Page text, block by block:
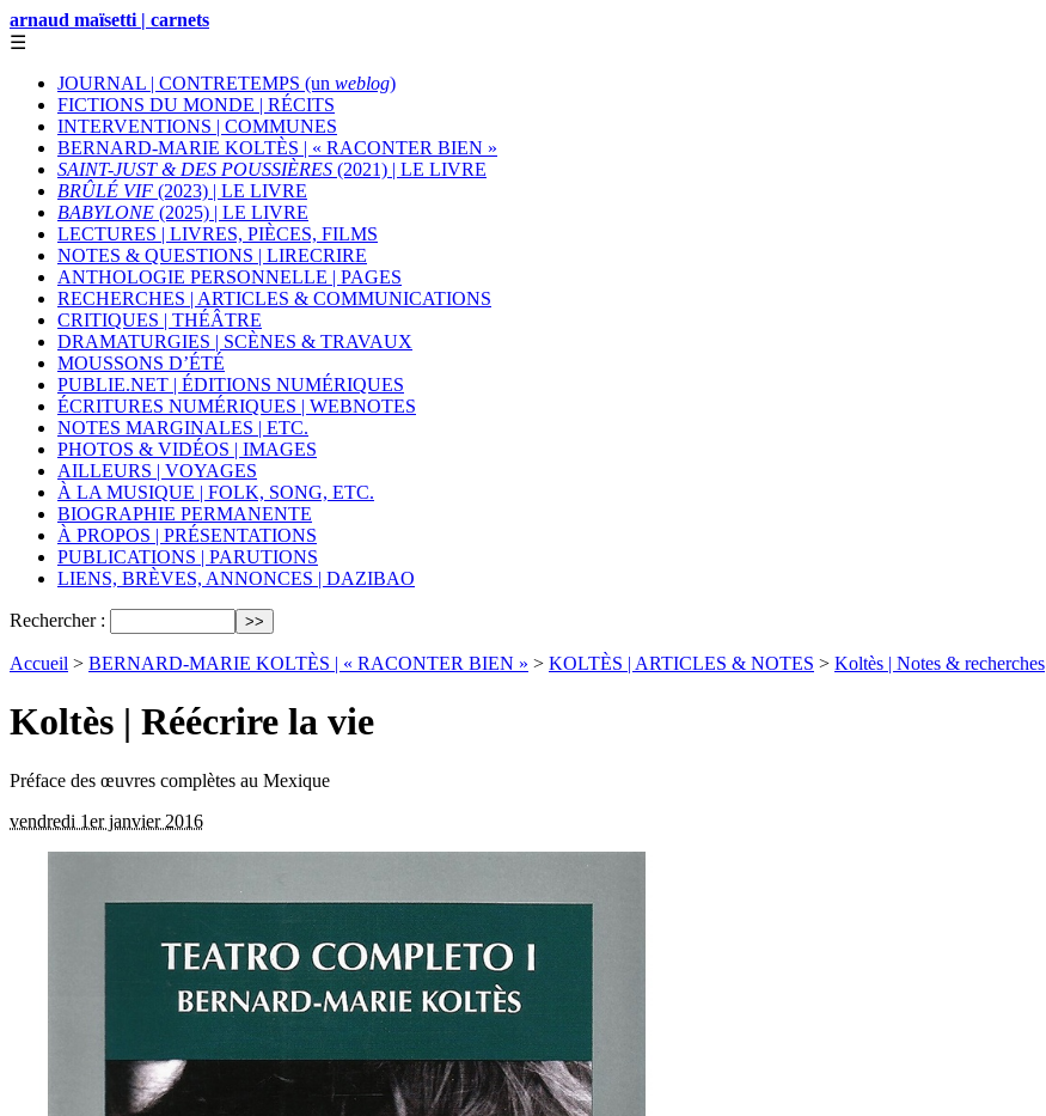
arnaud maïsetti | carnets
☰
JOURNAL | CONTRETEMPS (un weblog)
FICTIONS DU MONDE | RÉCITS
INTERVENTIONS | COMMUNES
BERNARD-MARIE KOLTÈS | « RACONTER BIEN »
SAINT-JUST & DES POUSSIÈRES (2021) | LE LIVRE
BRÛLÉ VIF (2023) | LE LIVRE
BABYLONE (2025) | LE LIVRE
LECTURES | LIVRES, PIÈCES, FILMS
NOTES & QUESTIONS | LIRECRIRE
ANTHOLOGIE PERSONNELLE | PAGES
RECHERCHES | ARTICLES & COMMUNICATIONS
CRITIQUES | THÉÂTRE
DRAMATURGIES | SCÈNES & TRAVAUX
MOUSSONS D’ÉTÉ
PUBLIE.NET | ÉDITIONS NUMÉRIQUES
ÉCRITURES NUMÉRIQUES | WEBNOTES
NOTES MARGINALES | ETC.
PHOTOS & VIDÉOS | IMAGES
AILLEURS | VOYAGES
À LA MUSIQUE | FOLK, SONG, ETC.
BIOGRAPHIE PERMANENTE
À PROPOS | PRÉSENTATIONS
PUBLICATIONS | PARUTIONS
LIENS, BRÈVES, ANNONCES | DAZIBAO
Rechercher :
Accueil > BERNARD-MARIE KOLTÈS | « RACONTER BIEN » > KOLTÈS | ARTICLES & NOTES > Koltès | Notes & recherches
Koltès | Réécrire la vie
Préface des œuvres complètes au Mexique
vendredi 1er janvier 2016